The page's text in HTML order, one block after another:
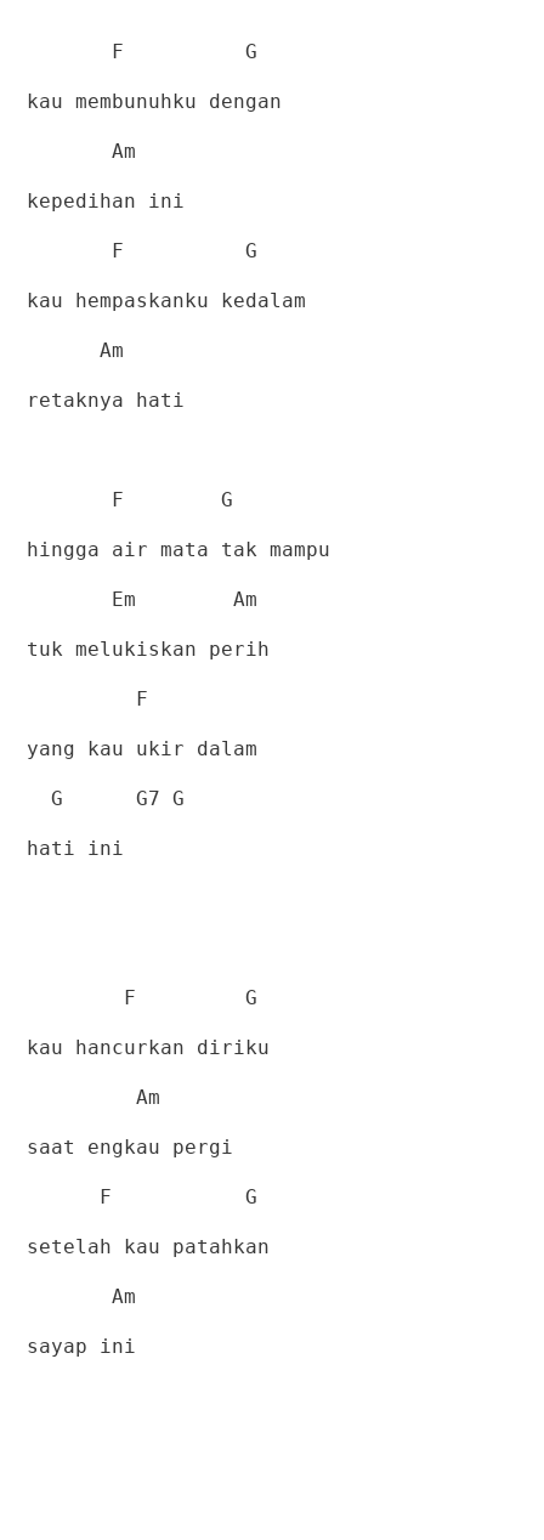
F G
kau membunuhku dengan
Am
kepedihan ini
F G
kau hempaskanku kedalam
Am
retaknya hati
F G
hingga air mata tak mampu
Em Am
tuk melukiskan perih
F
yang kau ukir dalam
G G7 G
hati ini
F G
kau hancurkan diriku
Am
saat engkau pergi
F G
setelah kau patahkan
Am
sayap ini